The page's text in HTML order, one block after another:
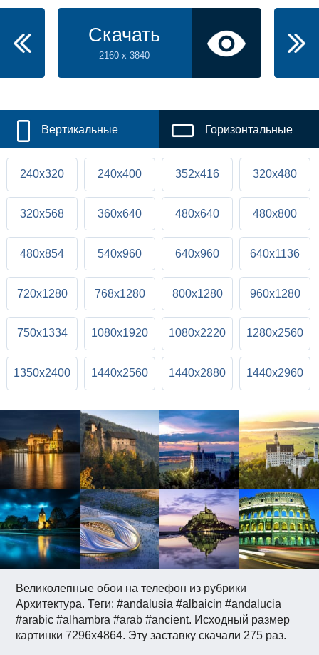
Великолепные обои на телефон из рубрики
Архитектура. Теги: #andalusia #albaicin #andalucia
#arabic #alhambra #arab #ancient. Исходный размер
картинки 7296x4864. Эту заставку скачали 275 раз.
Скачать
2160 x 3840
Вертикальные Горизонтальные
240x320 240x400 352x416 320x480
320x568 360x640 480x640 480x800
480x854 540x960 640x960 640x1136
720x1280 768x1280 800x1280 960x1280
750x1334 1080x1920 1080x2220 1280x2560
1350x2400 1440x2560 1440x2880 1440x2960